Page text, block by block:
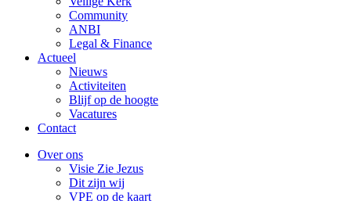
Community
ANBI
Legal & Finance
Actueel
Nieuws
Activiteiten
Blijf op de hoogte
Vacatures
Contact
Over ons
Visie Zie Jezus
Dit zijn wij
VPE op de kaart